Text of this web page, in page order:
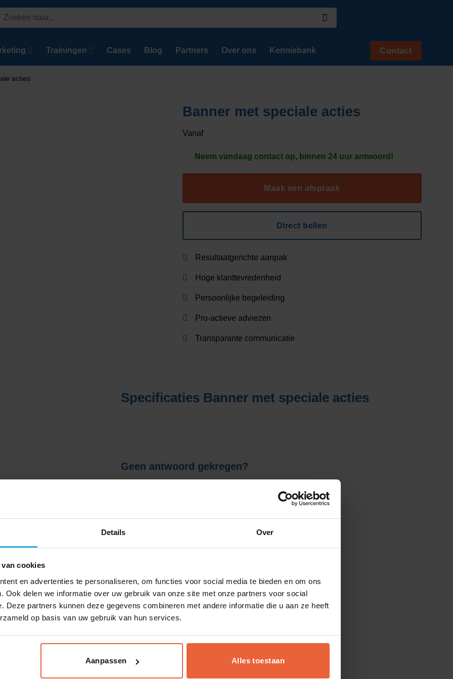
Details Over
cookies
en advertenties te personaliseren, om functies voor social media te bieden en om ons
Ook delen we informatie over uw gebruik van onze site met onze partners voor social
Deze partners kunnen deze gegevens combineren met andere informatie die u aan ze heeft
op basis van uw gebruik van hun services.
Aanpassen Alles toestaan
Zoeken
Trainingen Cases Blog Partners Over ons Kennisbank Contact
acties
Banner met speciale acties
Vanaf
Neem vandaag contact op, binnen 24 uur antwoord!
Maak een afspraak
Direct bellen
Resultaatgerichte aanpak
Hoge klanttevredenheid
Persoonlijke begeleiding
Pro-actieve adviezen
Transparante communicatie
categoriepagina’s.
Specificaties Banner met speciale acties
Geen antwoord gekregen?
We zijn